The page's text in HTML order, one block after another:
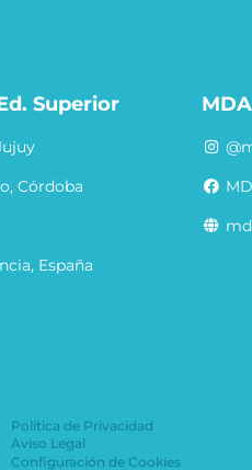
Superior
Córdoba
España
Política de Privacidad
Aviso Legal
Configuración de Cookies